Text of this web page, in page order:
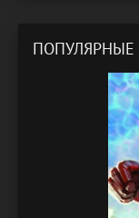
ПОПУЛЯРНЫЕ